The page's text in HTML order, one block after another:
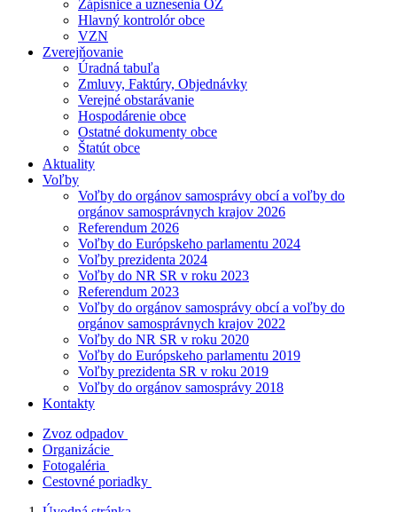
Zápisnice a uznesenia OZ
Hlavný kontrolór obce
VZN
Zverejňovanie
Úradná tabuľa
Zmluvy, Faktúry, Objednávky
Verejné obstarávanie
Hospodárenie obce
Ostatné dokumenty obce
Štatút obce
Aktuality
Voľby
Voľby do orgánov samosprávy obcí a voľby do
orgánov samosprávnych krajov 2026
Referendum 2026
Voľby do Európskeho parlamentu 2024
Voľby prezidenta 2024
Voľby do NR SR v roku 2023
Referendum 2023
Voľby do orgánov samosprávy obcí a voľby do
orgánov samosprávnych krajov 2022
Voľby do NR SR v roku 2020
Voľby do Európskeho parlamentu 2019
Voľby prezidenta SR v roku 2019
Voľby do orgánov samosprávy 2018
Kontakty
Zvoz odpadov
Organizácie
Fotogaléria
Cestovné poriadky